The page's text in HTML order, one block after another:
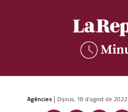
Agències | Dijous, 18 d'agost de 2022